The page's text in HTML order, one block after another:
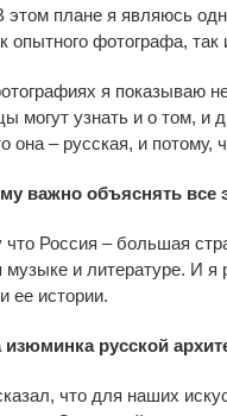
этом плане я являюсь
опытного фотографа, так
я показываю
могут узнать и о том, и
она – русская, и потому,
важно объяснять все
Россия – большая
музыке и литературе. И я
ее истории.
русской
что для наших